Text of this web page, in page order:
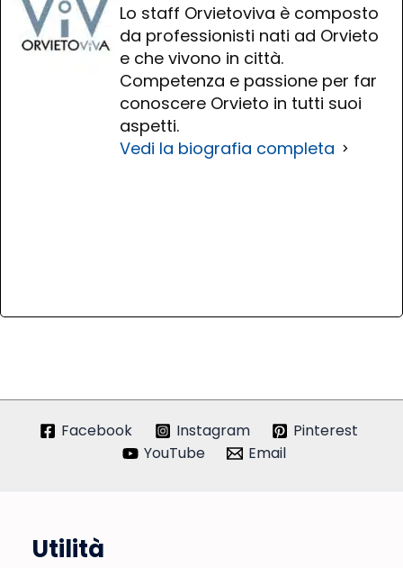
Lo staff Orvietoviva è composto
da professionisti nati ad Orvieto
e che vivono in città.
Competenza e passione per far
conoscere Orvieto in tutti suoi
aspetti.
Vedi la biografia completa
Facebook Instagram
Pinterest
YouTube
Email
Utilità